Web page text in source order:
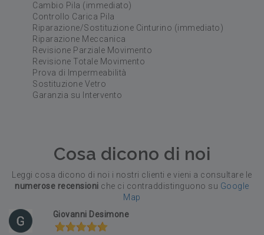
Cambio Pila (immediato)
Controllo Carica Pila
Riparazione/Sostituzione Cinturino (immediato)
Riparazione Meccanica
Revisione Parziale Movimento
Revisione Totale Movimento
Prova di Impermeabilità
Sostituzione Vetro
Garanzia su Intervento
Cosa dicono di noi
Leggi cosa dicono di noi i nostri clienti e vieni a consultare le
numerose recensioni che ci contraddistinguono su Google
Map
Giovanni Desimone